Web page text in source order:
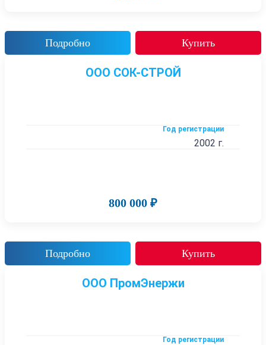
Подробно Купить
ООО СОК-СТРОЙ
Год регистрации
2002 г.
800 000 ₽
Подробно Купить
ООО ПромЭнержи
Год регистрации